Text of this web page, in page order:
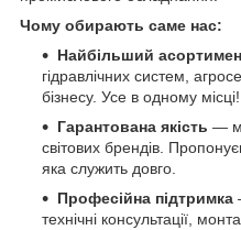
Чому обирають саме нас:
Найбільший
гідравлічних систем,
бізнесу. Усе в одному місці!
Гарантована якість —
світових брендів.
яка служить довго.
Професійна підтримка
технічні консультації,